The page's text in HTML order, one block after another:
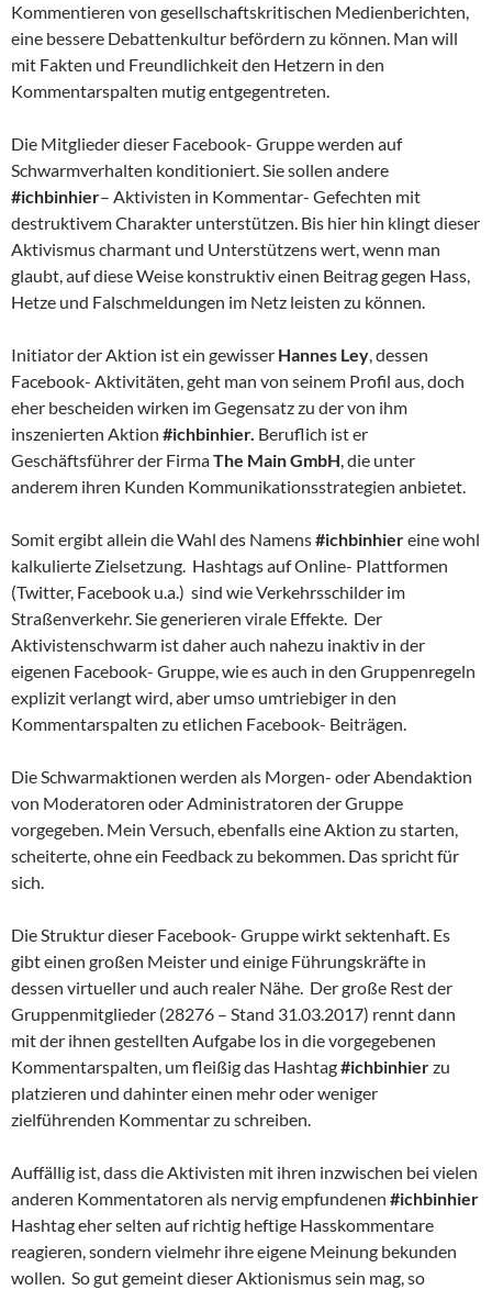
Kommentieren von gesellschaftskritischen Medienberichten,
eine bessere Debattenkultur befördern zu können. Man will
mit Fakten und Freundlichkeit den Hetzern in den
Kommentarspalten mutig entgegentreten.
Die Mitglieder dieser Facebook- Gruppe werden auf
Schwarmverhalten konditioniert. Sie sollen andere
#ichbinhier– Aktivisten in Kommentar- Gefechten mit
destruktivem Charakter unterstützen. Bis hier hin klingt dieser
Aktivismus charmant und Unterstützens wert, wenn man
glaubt, auf diese Weise konstruktiv einen Beitrag gegen Hass,
Hetze und Falschmeldungen im Netz leisten zu können.
Initiator der Aktion ist ein gewisser Hannes Ley, dessen
Facebook- Aktivitäten, geht man von seinem Profil aus, doch
eher bescheiden wirken im Gegensatz zu der von ihm
inszenierten Aktion #ichbinhier. Beruflich ist er
Geschäftsführer der FirmaThe Main GmbH, die unter
anderem ihren Kunden Kommunikationsstrategien anbietet.
Somit ergibt allein die Wahl des Namens#ichbinhiereine wohl
kalkulierte Zielsetzung. Hashtags auf Online- Plattformen
(Twitter, Facebook u.a.) sind wie Verkehrsschilder im
Straßenverkehr. Sie generieren virale Effekte. Der
Aktivistenschwarm ist daher auch nahezu inaktiv in der
eigenen Facebook- Gruppe, wie es auch in den Gruppenregeln
explizit verlangt wird, aber umso umtriebiger in den
Kommentarspalten zu etlichen Facebook- Beiträgen.
Die Schwarmaktionen werden als Morgen- oder Abendaktion
von Moderatoren oder Administratoren der Gruppe
vorgegeben. Mein Versuch, ebenfalls eine Aktion zu starten,
scheiterte, ohne ein Feedback zu bekommen. Das spricht für
sich.
Die Struktur dieser Facebook- Gruppe wirkt sektenhaft. Es
gibt einen großen Meister und einige Führungskräfte in
dessen virtueller und auch realer Nähe. Der große Rest der
Gruppenmitglieder (28276 – Stand 31.03.2017) rennt dann
mit der ihnen gestellten Aufgabe los in die vorgegebenen
Kommentarspalten, um fleißig das Hashtag#ichbinhierzu
platzieren und dahinter einen mehr oder weniger
zielführenden Kommentar zu schreiben.
Auffällig ist, dass die Aktivisten mit ihren inzwischen bei vielen
anderen Kommentatoren als nervig empfundenen #ichbinhier
Hashtag eher selten auf richtig heftige Hasskommentare
reagieren, sondern vielmehr ihre eigene Meinung bekunden
wollen. So gut gemeint dieser Aktionismus sein mag, so